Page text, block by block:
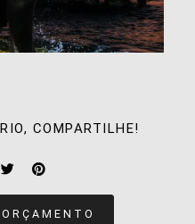
COMPARTILHE!